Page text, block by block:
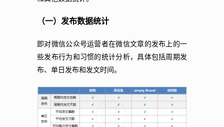
（一）发布数据统计
即对微信公众号运营者在微信文章的发布上的一
些发布行为和习惯的统计分析，具体包括周期发
布、单日发布和发文时间。